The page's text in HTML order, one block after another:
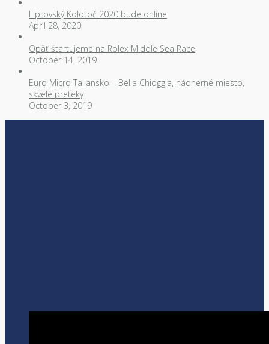
Liptovský Kolotoč 2020 bude online
April 28, 2020
Opäť štartujeme na Rolex Middle Sea Race
October 14, 2019
Euro Micro Taliansko – Bella Chioggia, nádherné miesto,
skvelé preteky
October 3, 2019